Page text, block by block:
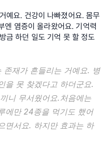
예요. 건강이 나빠졌어요. 몸무
염증이 올라왔어요. 기억력
금 하던 일도 기억 못 할 정도
존재가 흔들리는 거예요. 병
을 못 찾겠다고 하더군요.
니 무서웠어요.처음에는
에만 24종을 먹기도 했어
면서요. 하지만 효과는 하